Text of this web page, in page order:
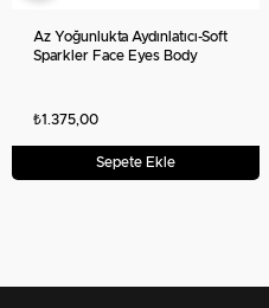
Az Yoğunlukta Aydınlatıcı-Soft
Sparkler Face Eyes Body
₺1.375,00
Sepete Ekle